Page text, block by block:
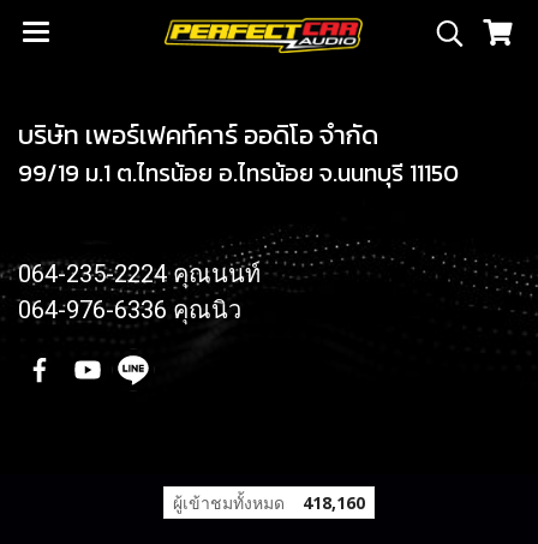
บริษัท เพอร์เฟคท์คาร์ ออดิโอ จำกัด
99/19 ม.1 ต.ไทรน้อย อ.ไทรน้อย จ.นนทบุรี 11150
064-235-2224 คุณนนท์
064-976-6336 คุณนิว
ผู้เข้าชมทั้งหมด 418,160